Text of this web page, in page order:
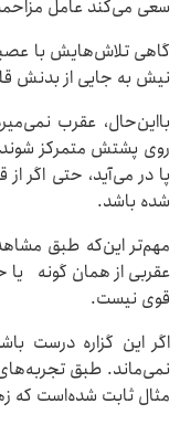
سعی می‌کند عامل
گاهی تلاش‌هایش با
نیش به جایی از بدنش
بااین‌حال، عقرب
روی پشتش متمرکز شوند
پا در می‌آید، حتی اگر
شده باشد.
مهم‌تر این‌که طبق
عقربی از همان گونه یا
قوی نیست.
اگر این گزاره درست
نمی‌ماند. طبق
مثال ثابت شده‌است که